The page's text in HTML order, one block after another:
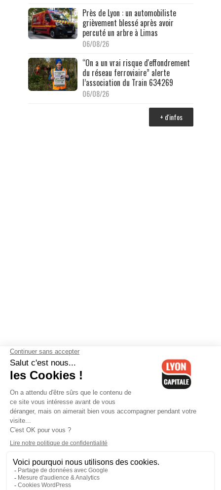
Près de Lyon : un automobiliste
grièvement blessé après avoir
percuté un arbre à Limas
06/08/26
“On a un vrai risque d'effondrement
du réseau ferroviaire” alerte
l’association du Train 634269
06/08/26
+ d'infos
Contactez-nous-Mentions légales-CGV-Politique de
confidentialité-Gestion des cookies